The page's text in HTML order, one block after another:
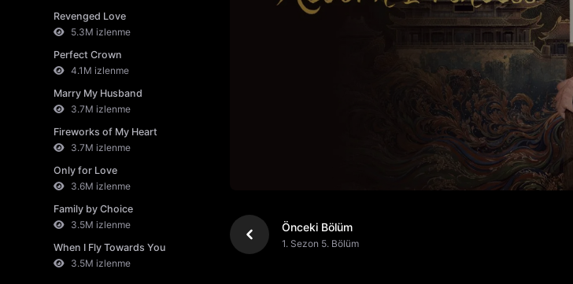
Revenged Love
5.3M izlenme
Perfect Crown
4.1M izlenme
Marry My Husband
3.7M izlenme
Fireworks of My Heart
3.7M izlenme
Only for Love
3.6M izlenme
Family by Choice
3.5M izlenme
When I Fly Towards You
3.5M izlenme
Önceki Bölüm
1. Sezon 5. Bölüm